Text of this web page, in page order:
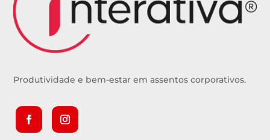
Produtividade e bem-estar em assentos corporativos.